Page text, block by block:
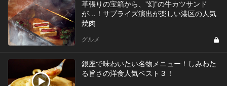
革張りの宝箱から、"幻"の牛カツサンド
が…！サプライズ演出が楽しい港区の人気
焼肉
グルメ
銀座で味わいたい名物メニュー！しみわた
る旨さの洋食人気ベスト３！